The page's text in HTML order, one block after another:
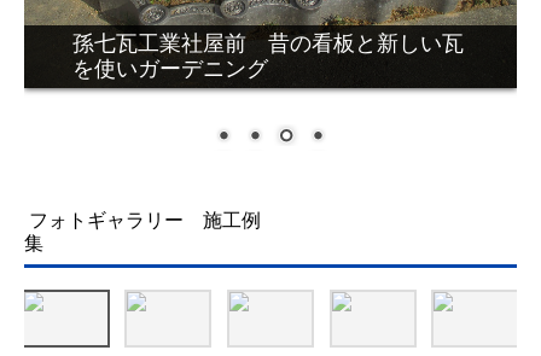
孫七瓦工業社屋前 瓦の形状を活かした
立体花壇 冬
フォトギャラリー 施工例
集